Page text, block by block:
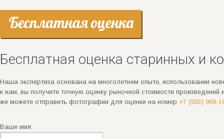
Бесплатная оценка старинных и
Наша экспертиза основана на многолетнем опыте, использовании
к нам, вы получите точную оценку рыночной стоимости
же можете отправить фотографии для оценки на номер +7 (903) 969-
Ваше имя: